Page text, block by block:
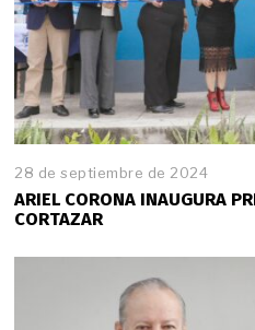
28 de septiembre de 2024
ARIEL CORONA INAUGURA
CORTAZAR